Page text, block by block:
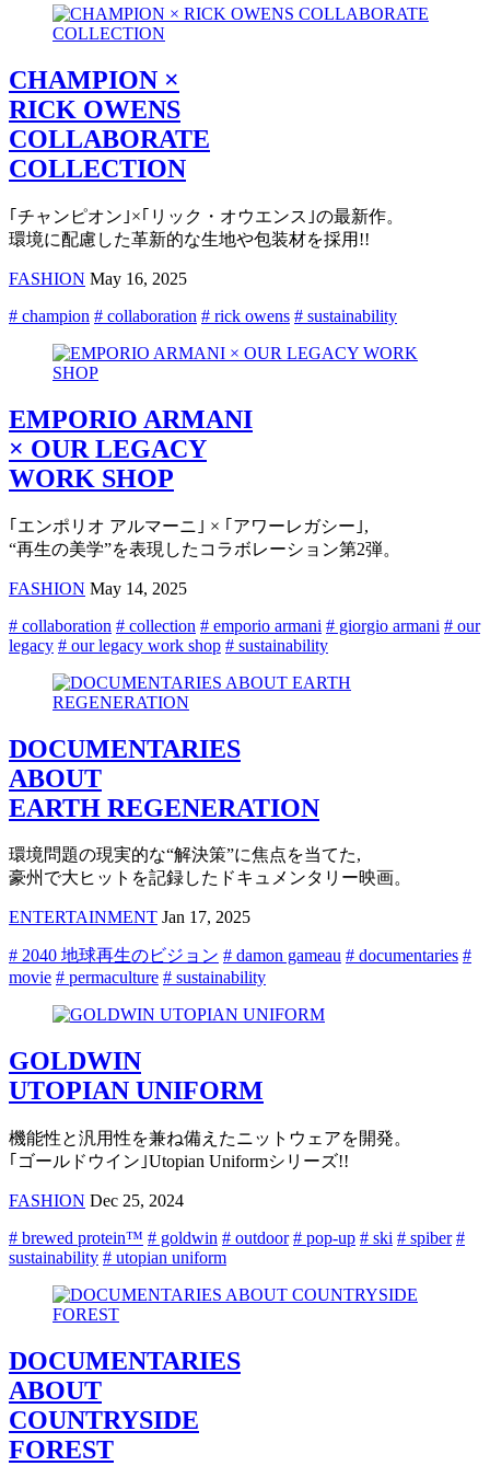
CHAMPION ×
RICK OWENS
COLLABORATE
COLLECTION
｢チャンピオン｣×｢リック・オウエンス｣の最新作。
環境に配慮した革新的な生地や包装材を採用!!
FASHION May 16, 2025
# champion # collaboration # rick owens # sustainability
EMPORIO ARMANI
× OUR LEGACY
WORK SHOP
｢エンポリオ アルマーニ｣ × ｢アワーレガシー｣,
“再生の美学”を表現したコラボレーション第2弾。
FASHION May 14, 2025
# collaboration # collection # emporio armani # giorgio armani # our
legacy # our legacy work shop # sustainability
DOCUMENTARIES
ABOUT
EARTH REGENERATION
環境問題の現実的な“解決策”に焦点を当てた,
豪州で大ヒットを記録したドキュメンタリー映画。
ENTERTAINMENT Jan 17, 2025
# 2040 地球再生のビジョン # damon gameau # documentaries #
movie # permaculture # sustainability
GOLDWIN
UTOPIAN UNIFORM
機能性と汎用性を兼ね備えたニットウェアを開発。
｢ゴールドウイン｣Utopian Uniformシリーズ!!
FASHION Dec 25, 2024
# brewed protein™ # goldwin # outdoor # pop-up # ski # spiber #
sustainability # utopian uniform
DOCUMENTARIES
ABOUT
COUNTRYSIDE
FOREST